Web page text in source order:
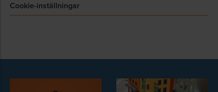
Cookie-inställningar